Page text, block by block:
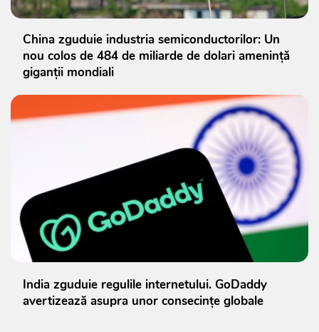
China zguduie industria semiconductorilor: Un
nou colos de 484 de miliarde de dolari amenință
giganții mondiali
India zguduie regulile internetului. GoDaddy
avertizează asupra unor consecințe globale